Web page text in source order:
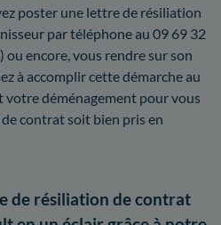
poster une lettre de résiliation
par téléphone au 09 69 32
encore, vous rendre sur son
à accomplir cette démarche au
votre déménagement pour vous
contrat soit bien pris en
de résiliation de contrat